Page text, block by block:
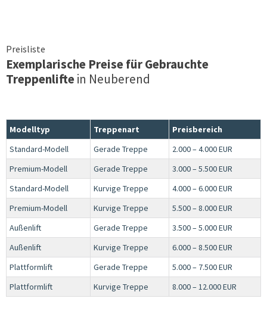
Preisliste
Exemplarische Preise für Gebrauchte
Treppenliftein Neuberend
Modelltyp Treppenart
Preisbereich
Standard-Modell
Gerade Treppe
2.000 – 4.000 EUR
Premium-Modell
Gerade Treppe
3.000 – 5.500 EUR
Standard-Modell
Kurvige Treppe
4.000 – 6.000 EUR
Premium-Modell
Kurvige Treppe
5.500 – 8.000 EUR
Außenlift
Gerade Treppe
3.500 – 5.000 EUR
Außenlift
Kurvige Treppe
6.000 – 8.500 EUR
Plattformlift
Gerade Treppe
5.000 – 7.500 EUR
Plattformlift
Kurvige Treppe 8.000 – 12.000 EUR